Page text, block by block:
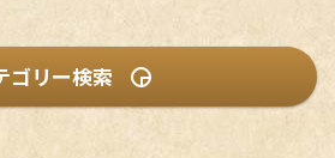
ゴリー検索